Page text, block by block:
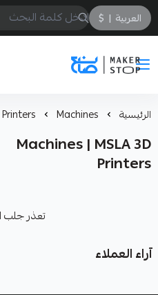
العربية |
$
صانع
الرئيسية Machines
Printers
Machines | MSLA 3D
Printers
تعذر جلب
آراء العملاء